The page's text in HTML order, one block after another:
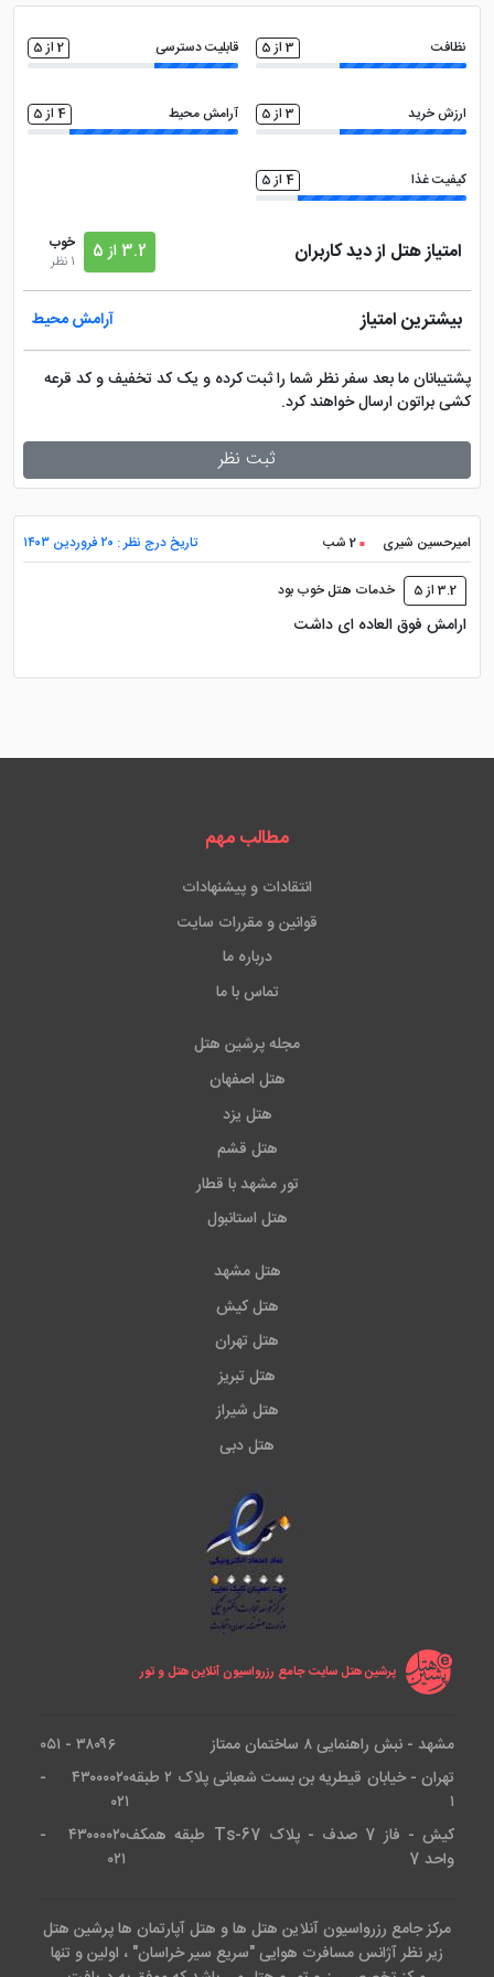
ماهواره سالن همایش
نظافت 3 از 5 قابلیت دسترسی 2 از 5
ارزش خرید 3 از 5 آرامش محیط 4 از 5
کیفیت غذا 4 از 5
امتیاز هتل از دید کاربران 3.2 از 5
خوب
1 نظر
بیشترین امتیاز آرامش محیط
پشتیبانان ما بعد سفر نظر شما را ثبت کرده و یک کد تخفیف و کد قرعه
کشی براتون ارسال خواهند کرد.
ثبت نظر
امیرحسین شیری 2 شب تاریخ درج نظر : ۲۰ فروردین ۱۴۰۳
3.2 از 5 خدمات هتل خوب بود
ارامش فوق العاده ای داشت
مطالب مهم
انتقادات و پیشنهادات
قوانین و مقررات سایت
درباره ما
تماس با ما
مجله پرشین هتل
هتل اصفهان
هتل یزد
هتل قشم
تور مشهد با قطار
هتل استانبول
هتل مشهد
هتل کیش
هتل تهران
هتل تبریز
هتل شیراز
هتل دبی
پرشین هتل سایت جامع رزرواسیون آنلاین هتل و تور
مشهد - نبش راهنمایی ۸ ساختمان ممتاز
۳۸۰۹۶ - ۰۵۱
تهران - خیابان قیطریه بن بست شعبانی پلاک ۲ طبقه
۱
۴۳۰۰۰۰۲۰ -
۰۲۱
کیش - فاز 7 صدف - پلاک Ts-67 طبقه همکف
واحد 7
۴۳۰۰۰۰۲۰ -
۰۲۱
مرکز جامع رزرواسیون آنلاین هتل ها و هتل آپارتمان ها پرشین هتل
زیر نظر آژانس مسافرت هوایی "سریع سیر خراسان" ، اولین و تنها